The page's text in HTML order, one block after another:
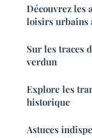
Découvrez les
loisirs urbains
Sur les traces
verdun
Explore les
historique
Astuces